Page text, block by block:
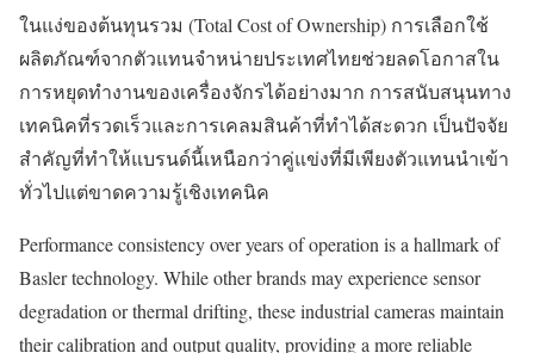
ในแง่ของต้นทุนรวม (Total Cost of Ownership) การเลือกใช้
ผลิตภัณฑ์จากตัวแทนจำหน่ายประเทศไทยช่วยลดโอกาสใน
การหยุดทำงานของเครื่องจักรได้อย่างมาก การสนับสนุนทาง
เทคนิคที่รวดเร็วและการเคลมสินค้าที่ทำได้สะดวก เป็นปัจจัย
สำคัญที่ทำให้แบรนด์นี้เหนือกว่าคู่แข่งที่มีเพียงตัวแทนนำเข้า
ทั่วไปแต่ขาดความรู้เชิงเทคนิค
Performance consistency over years of operation is a hallmark of
Basler technology. While other brands may experience sensor
degradation or thermal drifting, these industrial cameras maintain
their calibration and output quality, providing a more reliable